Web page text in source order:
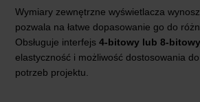
Wymiary zewnętrzne wyświetlacza
pozwala na łatwe dopasowanie go do
Obsługuje interfejs 4-bitowy lub 8-bitowy
elastyczność i możliwość dostosowania
potrzeb projektu.